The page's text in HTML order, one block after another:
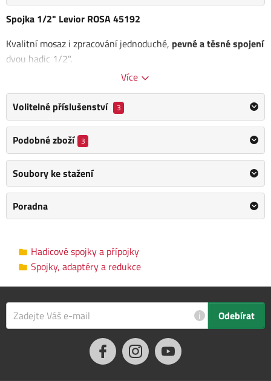
Spojka 1/2" Levior ROSA 45192
Kvalitní mosaz i zpracování jednoduché, pevné a těsné spojení
dvou hadic 1/2".
Maximální tlak 1380 kPa
Obsah balení:
Spojka 1/2" Levior ROSA 45192
Kategorie
Spojky, adaptéry a redukce
Výrobce
FESTA/Informace o výrobci
Hmotnost
Více
Volitelné příslušenství 3
Podobné zboží 3
Soubory ke stažení
Poradna
Hadicové spojky a přípojky
Spojky, adaptéry a redukce
i Odebírat